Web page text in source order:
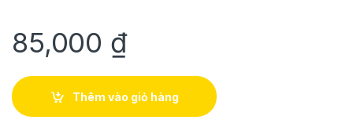
85,000 ₫
Thêm vào giỏ hàng